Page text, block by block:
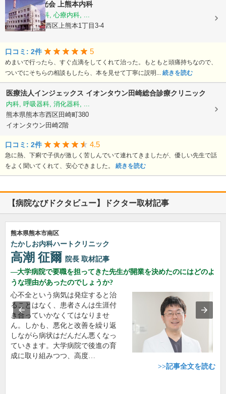
医療法人陽光会 上熊本内科
内科, 神経内科, 心療内科, ...
熊本県熊本市西区上熊本1丁目3-4
口コミ: 2件 5
めまいで行ったら、すぐ点滴をしてくれて治った。もともと頭痛持ちなので、
ついでにそちらの相談もしたら、本を見せて丁寧に説明... 続きを読む
医療法人インジェックス イオンタウン田崎総合診療クリニック
内科, 呼吸器科, 消化器科, ...
熊本県熊本市西区田崎町380
イオンタウン田崎2階
口コミ: 2件 4.5
急に熱、下痢で子供が激しく苦しんでいて連れてきましたが、優しい先生で話
をよく聞いてくれて、安心できました。 続きを読む
【病院なびドクタビュー】ドクター取材記事
熊本県熊本市南区
たかしお内科ハートクリニック
高潮 征爾 院長 取材記事
大学病院で要職を担ってきた先生が開業を決めたのにはどのよ
うな理由があったのでしょうか?
心不全という病気は発症すると治
ることはなく、患者さんは生涯付
き合っていかなくてはなりませ
ん。しかも、悪化と改善を繰り返
しながら病状はだんだん悪くなっ
ていきます。大学病院で後進の育
成に取り組みつつ、高度…
>>記事全文を読む